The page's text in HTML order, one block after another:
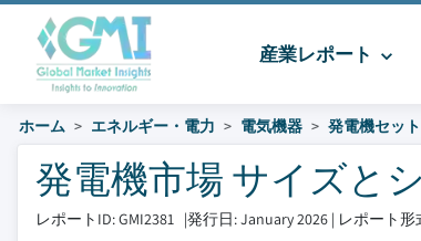
産業レポート
ホーム エネルギー・電力 電気機器 発電機セット
発電機市場 サイズと
レポートID: GMI2381 |発行日: January 2026 | レポート